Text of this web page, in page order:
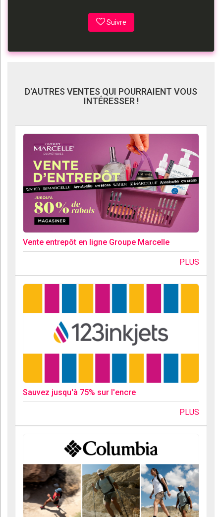
Suivre
D'AUTRES VENTES QUI POURRAIENT VOUS
INTÉRESSER !
Vente entrepôt en ligne Groupe Marcelle
PLUS
Sauvez jusqu'à 75% sur l'encre
PLUS